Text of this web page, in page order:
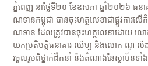
ភ្នំពេញ នាថ្ងៃទី២០ ខែឧសភា ឆ្នាំ២០២៦ ធន
ណទានកម្ពុជា បានចុះហត្ថលេខាជាផ្លូវការលើ
ណទាន ដែលត្រូវបានចុះហត្ថលេខាដោយ ល
យកប្រតិបត្តិធនាគារ ឈីហ្វ និងលោក ណូ លីដ
រចូលរួមពីថ្នាក់ដឹកនាំ និងតំណាងនៃស្ថាប័នទាំ